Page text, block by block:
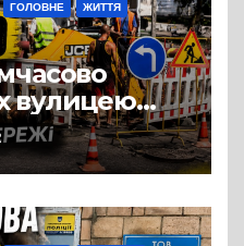
ГОЛОВНЕ ЖИТТЯ
вулицею
з
через